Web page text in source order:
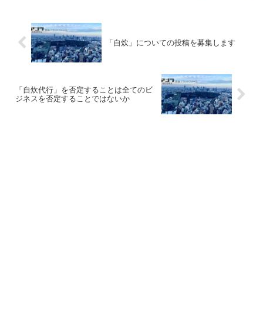
「自炊」についての投稿を募集します
「自炊代行」を否定することは全てのビ
ジネスを否定することではないか